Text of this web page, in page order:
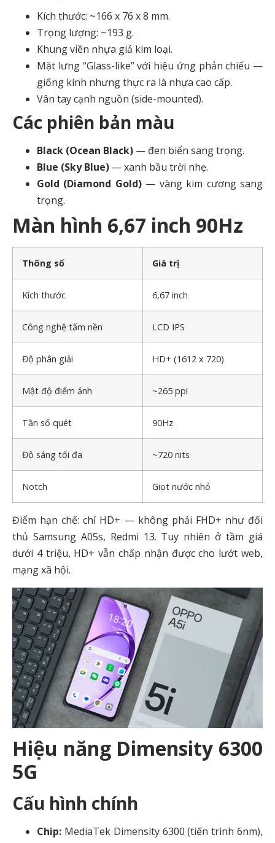
Kích thước: ~166 x 76 x 8 mm.
Trọng lượng: ~193 g.
Khung viền nhựa giả kim loại.
Mặt lưng “Glass-like” với hiệu ứng phản chiếu —
giống kính nhưng thực ra là nhựa cao cấp.
Vân tay cạnh nguồn (side-mounted).
Các phiên bản màu
Black (Ocean Black) — đen biển sang trọng.
Blue (Sky Blue) — xanh bầu trời nhẹ.
Gold (Diamond Gold)— vàng kim cương sang
trọng.
Màn hình 6,67 inch 90Hz
Thông số Giá trị
Kích thước 6,67 inch
Công nghệ tấm nền LCD IPS
Độ phân giải HD+ (1612 x 720)
Mật độ điểm ảnh ~265 ppi
Tần số quét 90Hz
Độ sáng tối đa ~720 nits
Notch Giọt nước nhỏ
Điểm hạn chế: chỉ HD+ — không phải FHD+ như đối
thủ Samsung A05s, Redmi 13. Tuy nhiên ở tầm giá
dưới 4 triệu, HD+ vẫn chấp nhận được cho lướt web,
mạng xã hội.
Hiệu năng Dimensity 6300
5G
Cấu hình chính
Chip: MediaTek Dimensity 6300 (tiến trình 6nm),